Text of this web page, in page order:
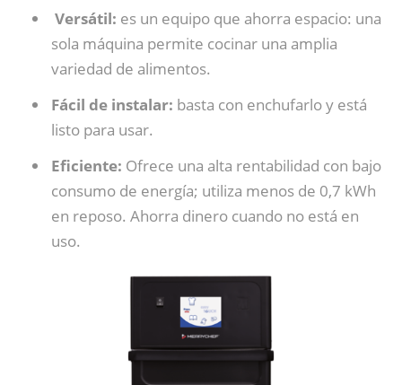
Versátil: es un equipo que ahorra espacio: una
sola máquina permite cocinar una amplia
variedad de alimentos.
Fácil de instalar: basta con enchufarlo y está
listo para usar.
Eficiente: Ofrece una alta rentabilidad con bajo
consumo de energía; utiliza menos de 0,7 kWh
en reposo. Ahorra dinero cuando no está en
uso.